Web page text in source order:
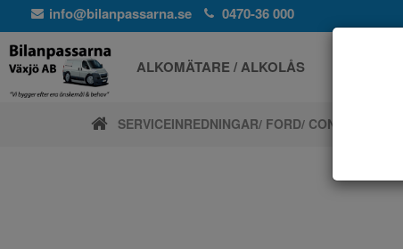
info@bilanpassarna.se 0470-36 000
ALKOMÄTARE / ALKOLÅS
SERVICEINREDNINGAR/ FORD/ CONNECT L1 14-